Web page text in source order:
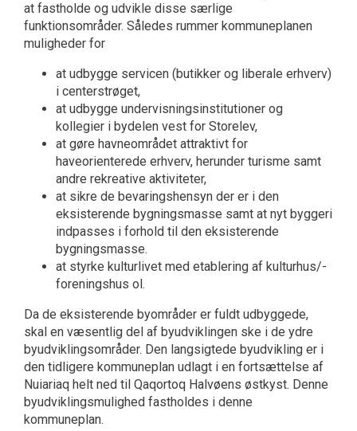
at fastholde og udvikle disse særlige
funktionsområder. Således rummer kommuneplanen
muligheder for
at udbygge servicen (butikker og liberale erhverv)
i centerstrøget,
at udbygge undervisningsinstitutioner og
kollegier i bydelen vest for Storelev,
at gøre havneområdet attraktivt for
haveorienterede erhverv, herunder turisme samt
andre rekreative aktiviteter,
at sikre de bevaringshensyn der er i den
eksisterende bygningsmasse samt at nyt byggeri
indpasses i forhold til den eksisterende
bygningsmasse.
at styrke kulturlivet med etablering af kulturhus/-
foreningshus ol.
Da de eksisterende byområder er fuldt udbyggede,
skal en væsentlig del af byudviklingen ske i de ydre
byudviklingsområder. Den langsigtede byudvikling er i
den tidligere kommuneplan udlagt i en fortsættelse af
Nuiariaq helt ned til Qaqortoq Halvøens østkyst. Denne
byudviklingsmulighed fastholdes i denne
kommuneplan.